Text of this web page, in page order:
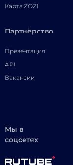
Карта ZOZI
Партнёрство
Презентация
API
Вакансии
Мы в
соцсетях